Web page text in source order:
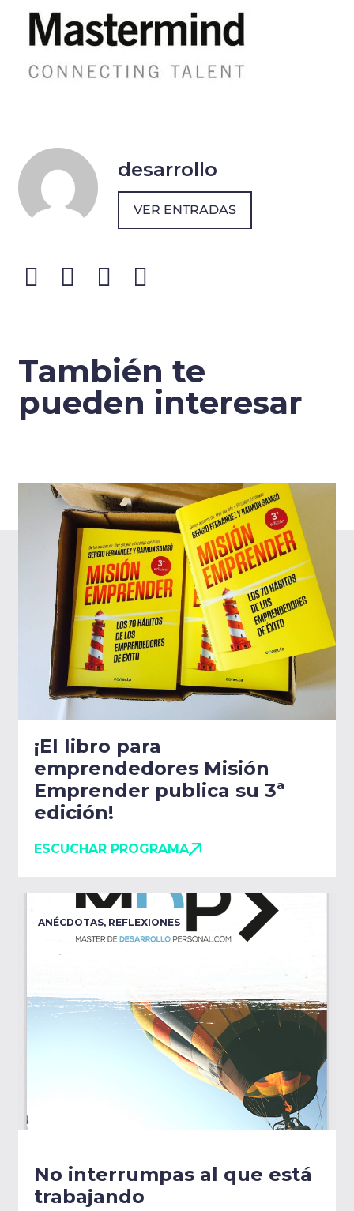
desarrollo
VER ENTRADAS
También te
pueden interesar
¡El libro para
emprendedores Misión
Emprender publica su 3ª
edición!
ESCUCHAR PROGRAMA
ANÉCDOTAS, REFLEXIONES
No interrumpas al que está
trabajando